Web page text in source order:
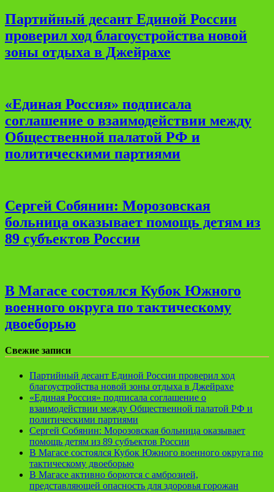
Партийный десант Единой России
проверил ход благоустройства новой
зоны отдыха в Джейрахе
«Единая Россия» подписала
соглашение о взаимодействии между
Общественной палатой РФ и
политическими партиями
Сергей Собянин: Морозовская
больница оказывает помощь детям из
89 субъектов России
В Магасе состоялся Кубок Южного
военного округа по тактическому
двоеборью
Свежие записи
Партийный десант Единой России проверил ход
благоустройства новой зоны отдыха в Джейрахе
«Единая Россия» подписала соглашение о
взаимодействии между Общественной палатой РФ и
политическими партиями
Сергей Собянин: Морозовская больница оказывает
помощь детям из 89 субъектов России
В Магасе состоялся Кубок Южного военного округа по
тактическому двоеборью
В Магасе активно борются с амброзией,
представляющей опасность для здоровья горожан